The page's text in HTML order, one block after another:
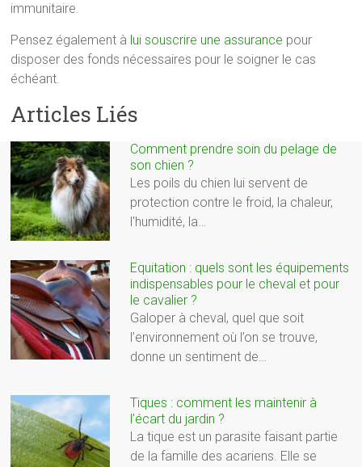
immunitaire.
Pensez également à lui souscrire une assurance pour
disposer des fonds nécessaires pour le soigner le cas
échéant.
Articles Liés
Comment prendre soin du pelage de
son chien ?
Les poils du chien lui servent de
protection contre le froid, la chaleur,
l'humidité, la…
Equitation : quels sont les équipements
indispensables pour le cheval et pour
le cavalier ?
Galoper à cheval, quel que soit
l’environnement où l’on se trouve,
donne un sentiment de…
Tiques : comment les maintenir à
l’écart du jardin ?
La tique est un parasite faisant partie
de la famille des acariens. Elle se